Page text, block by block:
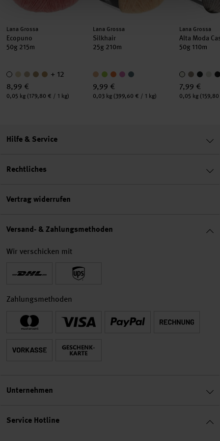
Hersteller:
Lana Grossa
Ecopuno
50g 215m
+ 12
8,99 €
Inhalt:
0,05 kg (179,80 € / 1 kg)
Hersteller:
Lana Grossa
Silkhair
25g 210m
9,99 €
Inhalt:
0,03 kg (399,60 € / 1 kg)
Hersteller:
Lana Grossa
Alta Moda
50g 110m
7,99 €
Inhalt:
0,05 kg
Service Hotline
Hilfe & Service
Rechtliches
Vertrag widerrufen
Versand- & Zahlungsmethoden
Wir verschicken mit
Zahlungsmethoden
Unternehmen